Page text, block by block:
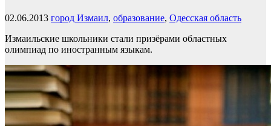
02.06.2013 город Измаил, образование, Одесская область
Измаильские школьники стали призёрами областных
олимпиад по иностранным языкам.